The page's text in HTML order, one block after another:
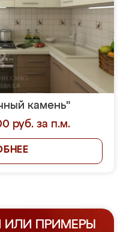
камень"
руб. за п.м.
ИЛИ ПРИМЕРЫ